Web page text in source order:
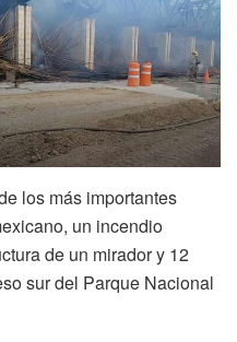
los más importantes
un incendio
de un mirador y 12
sur del Parque Nacional